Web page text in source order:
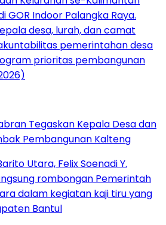
Tegaskan Kepala Desa dan
Pembangunan Kalteng